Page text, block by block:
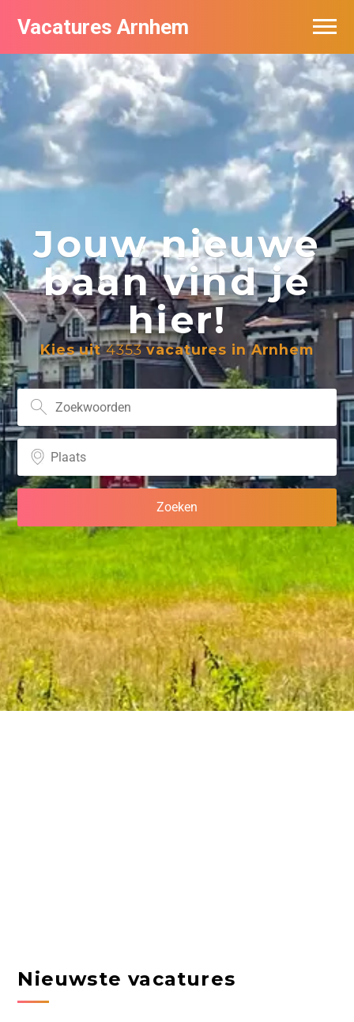
Vacatures Arnhem
Jouw nieuwe
baan vind je
hier!
Kies uit4353vacatures in Arnhem
Nieuwste vacatures
Vacatures per bedrijf in Arnhem
Nieuwsbrief feed